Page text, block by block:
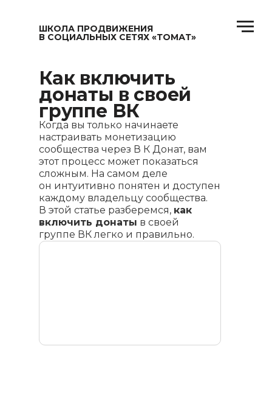
ШКОЛА ПРОДВИЖЕНИЯ
В СОЦИАЛЬНЫХ СЕТЯХ «ТОМАТ»
Как включить
донаты в своей
группе ВК
Когда вы только начинаете
настраивать монетизацию
сообщества через В К Донат, вам
этот процесс может показаться
сложным. На самом деле
он интуитивно понятен и доступен
каждому владельцу сообщества.
В этой статье разберемся, как
включить донаты в своей
группе ВК легко и правильно.